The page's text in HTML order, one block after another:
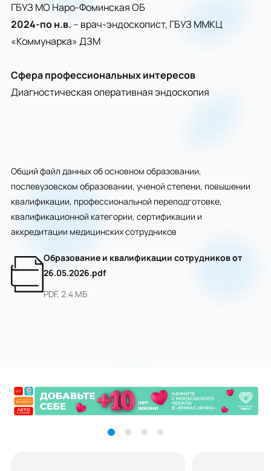
ГБУЗ МО Наро-Фоминская ОБ
2024-по н.в. – врач-эндоскопист, ГБУЗ ММКЦ
«Коммунарка» ДЗМ
Сфера профессиональных интересов
Диагностическая оперативная эндоскопия
Общий файл данных об основном образовании,
послевузовском образовании, ученой степени, повышении
квалификации, профессиональной переподготовке,
квалификационной категории, сертификации и
аккредитации медицинских сотрудников
Образование и квалификации сотрудников от
26.05.2026.pdf
PDF, 2.4 МБ